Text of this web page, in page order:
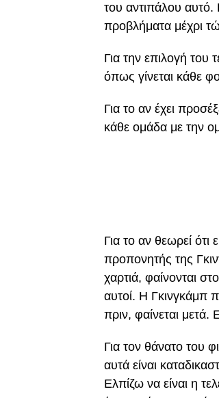
του αντιπάλου
προβλήματα μέχρι
Για την επιλογή
όπως γίνεται κάθε
Για το αν έχει
κάθε ομάδα με την
Για το αν θεωρεί ότι
προπονητής της
χαρτιά, φαίνονται
αυτοί. Η Γκινγκάμπ
πριν, φαίνεται μετά.
Για τον θάνατο του
αυτά είναι
Ελπίζω να είναι η